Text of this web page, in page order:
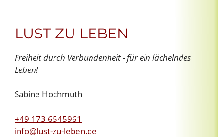
LUST ZU LEBEN
Freiheit durch Verbundenheit - für ein lächelndes
Leben!
Sabine Hochmuth
+49 173 6545961
info@lust-zu-leben.de